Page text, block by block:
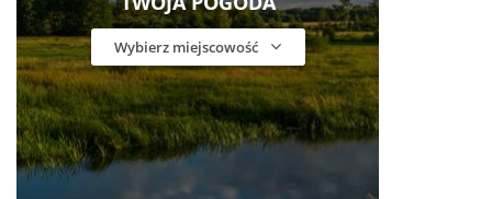
Wybierz miejscowość